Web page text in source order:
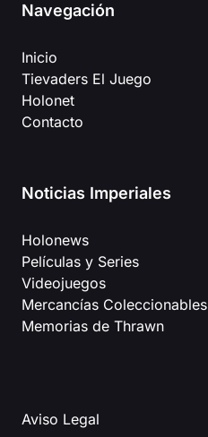
Navegación
Inicio
Tievaders El Juego
Holonet
Contacto
Noticias Imperiales
Holonews
Películas y Series
Videojuegos
Mercancías Coleccionables
Memorias de Thrawn
Aviso Legal